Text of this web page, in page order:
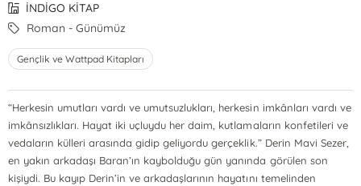
İNDİGO KİTAP
Roman - Günümüz
Gençlik ve Wattpad Kitapları
“Herkesin umutları vardı ve umutsuzlukları, herkesin imkânları vardı ve
imkânsızlıkları. Hayat iki uçluydu her daim, kutlamaların konfetileri ve
vedaların külleri arasında gidip geliyordu gerçeklik.” Derin Mavi Sezer,
en yakın arkadaşı Baran’ın kaybolduğu gün yanında görülen son
kişiydi. Bu kayıp Derin’in ve arkadaşlarının hayatını temelinden